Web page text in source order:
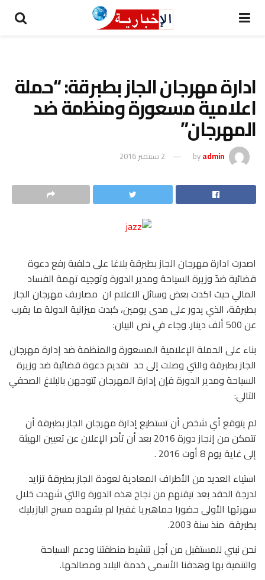
ادارة مهرجان الجاز بطبرقة: “حملة
اعلامية مسعورة ومنظمة ضد
المهرجان”
byadmin 2 سبتمبر 2016
اصدرت ادارة مهرجان الجاز بطبرقة بلاغا على خلفية رفع دعوة
قضائية ضدّ وزيرة السياحة ومدير الدورة وتوجيه تهمة الفساد
المالي حيث اكدت بعض وسائل الاعلام ان مصاريف مهرجان الجاز
بطبرقة، الذي يدور على مدى يومين، كبدت ميزانية الدولة ما يقرب
عن 500 ألف دينار. وجاء في نص البيان:
بناء على الحملة الإعلامية المسعورة والمنظمة ضد إدارة مهرجان
الجاز بطبرقة والتي وصلت إلى حد تقديم دعوة قضائية ضد وزيرة
السياحة ومدير الدورة فإن إدارة المهرجان تتوجهن بالبلاغ الصحفي
التالي:
لم يتوقع أي شخص أن تستطيع إدارة مهرجان الجاز بطبرقة أن
تتمكن من إنجاز دورة 2016 بعد أن تأخر الإعلان عن تعيين الهيئة
إلى غاية يوم 8 أوت 2016 .
استياء العديد من الأطراف المعادية لعودة الجاز بطبرقة تزايد
لدرجة الحقد بعد تيقنهم من نجاح هذه الدورة والتي شهدت خلال
سهرتها الأولى حضورا جماهيريا غفيرا لم يشهده مسرح البازيليك
بطبرقة منذ سنة 2003.
نحن نبني للمستقبل من أجل تنشيط منطقتنا ودعم السياحة
والتنمية بها وهدفنا الأسمى خدمة البلاد ومصالحها.